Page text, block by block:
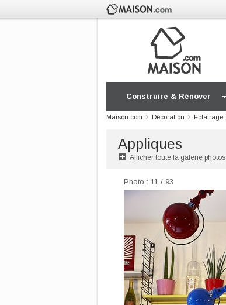
Construire & Rénover
Maison.com Décoration Eclairage
Appliques
Afficher toute la galerie photos
Photo : 11 / 93